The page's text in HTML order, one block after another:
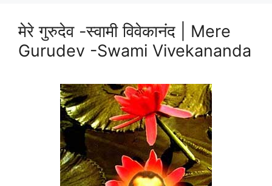
मेरे गुरुदेव -स्वामी विवेकानंद | Mere
Gurudev -Swami Vivekananda